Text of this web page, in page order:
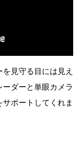
見守る目には見え
ダーと単眼カメラ
ポートしてくれま